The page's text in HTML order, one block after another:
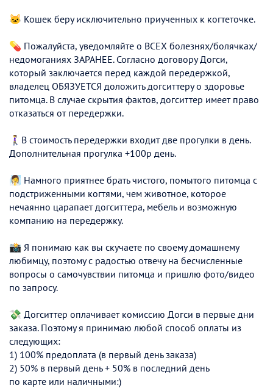
🐱 Кошек беру исключительно приученных к когтеточке.
💊 Пожалуйста, уведомляйте о ВСЕХ болезнях/болячках/
недомоганиях ЗАРАНЕЕ. Согласно договору Догси,
который заключается перед каждой передержкой,
владелец ОБЯЗУЕТСЯ доложить догситтеру о здоровье
питомца. В случае скрытия фактов, догситтер имеет право
отказаться от передержки.
🚶‍♀️В стоимость передержки входит две прогулки в день.
Дополнительная прогулка +100р день.
🧖‍♀️ Намного приятнее брать чистого, помытого питомца с
подстриженными когтями, чем животное, которое
нечаянно царапает догситтера, мебель и возможную
компанию на передержку.
📸 Я понимаю как вы скучаете по своему домашнему
любимцу, поэтому с радостью отвечу на бесчисленные
вопросы о самочувствии питомца и пришлю фото/видео
по запросу.
💸 Догситтер оплачивает комиссию Догси в первые дни
заказа. Поэтому я принимаю любой способ оплаты из
следующих:
1) 100% предоплата (в первый день заказа)
2) 50% в первый день + 50% в последний день
по карте или наличными:)